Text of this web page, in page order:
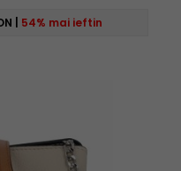
54% mai ieftin